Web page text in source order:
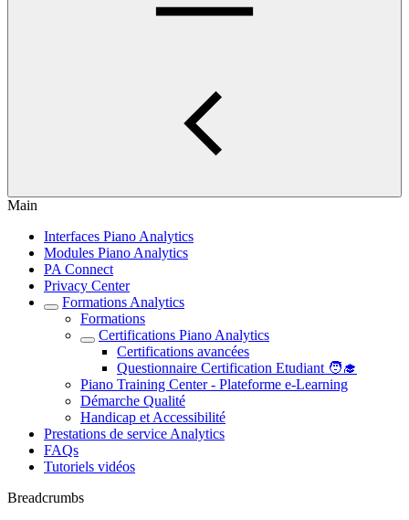
Main
Interfaces Piano Analytics
Modules Piano Analytics
PA Connect
Privacy Center
Formations Analytics
Formations
Certifications Piano Analytics
Certifications avancées
Questionnaire Certification Etudiant 🧑‍🎓
Piano Training Center - Plateforme e-Learning
Démarche Qualité
Handicap et Accessibilité
Prestations de service Analytics
FAQs
Tutoriels vidéos
Breadcrumbs